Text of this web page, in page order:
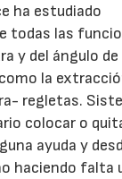
ha estudiado
todas las
y del ángulo de
la
regletas.
colocar o
ayuda y
haciendo falta